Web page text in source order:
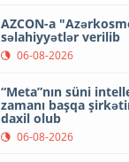
AZCON-a
səlahiyyətlər verilib
06-08-2026
“Meta”nın süni
zamanı başqa
daxil olub
06-08-2026